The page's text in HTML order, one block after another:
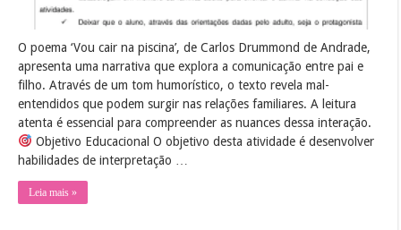
O poema ‘Vou cair na piscina’, de Carlos Drummond de Andrade,
apresenta uma narrativa que explora a comunicação entre pai e
filho. Através de um tom humorístico, o texto revela mal-
entendidos que podem surgir nas relações familiares. A leitura
atenta é essencial para compreender as nuances dessa interação.
Objetivo Educacional O objetivo desta atividade é desenvolver
habilidades de interpretação …
Leia mais »